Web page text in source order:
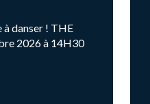
danser ! THE
2026 à 14H30